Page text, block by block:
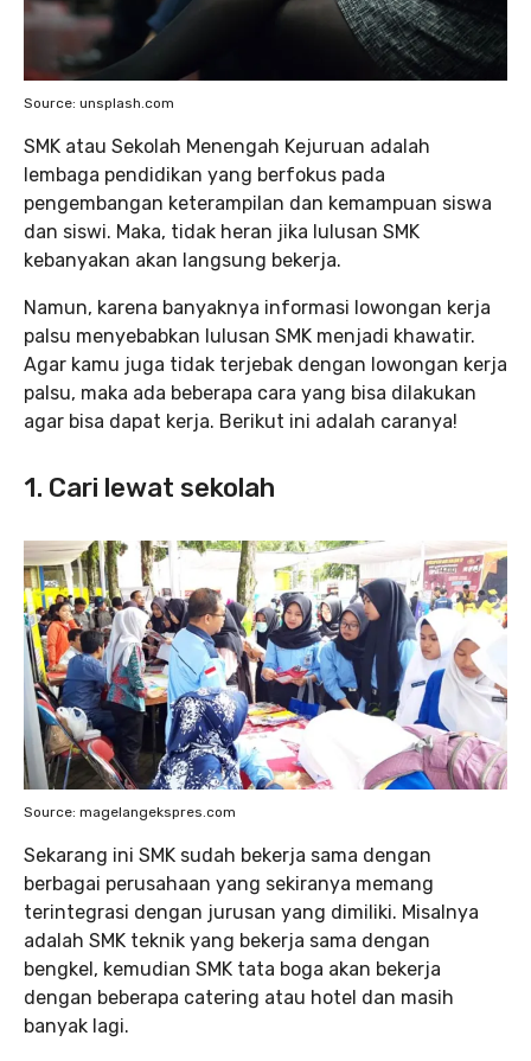
Source: unsplash.com
SMK atau Sekolah Menengah Kejuruan adalah
lembaga pendidikan yang berfokus pada
pengembangan keterampilan dan kemampuan siswa
dan siswi. Maka, tidak heran jika lulusan SMK
kebanyakan akan langsung bekerja.
Namun, karena banyaknya informasi lowongan kerja
palsu menyebabkan lulusan SMK menjadi khawatir.
Agar kamu juga tidak terjebak dengan lowongan kerja
palsu, maka ada beberapa cara yang bisa dilakukan
agar bisa dapat kerja. Berikut ini adalah caranya!
1. Cari lewat sekolah
Source: magelangekspres.com
Sekarang ini SMK sudah bekerja sama dengan
berbagai perusahaan yang sekiranya memang
terintegrasi dengan jurusan yang dimiliki. Misalnya
adalah SMK teknik yang bekerja sama dengan
bengkel, kemudian SMK tata boga akan bekerja
dengan beberapa catering atau hotel dan masih
banyak lagi.